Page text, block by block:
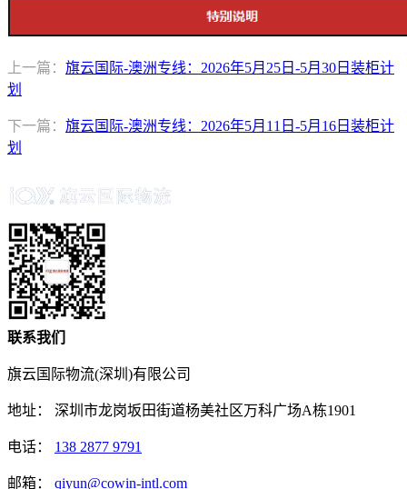
上一篇： 旗云国际-澳洲专线：2026年5月25日-5月30日装柜计
划
下一篇： 旗云国际-澳洲专线：2026年5月11日-5月16日装柜计
划
联系我们
旗云国际物流(深圳)有限公司
地址： 深圳市龙岗坂田街道杨美社区万科广场A栋1901
电话： 138 2877 9791
邮箱： qiyun@cowin-intl.com